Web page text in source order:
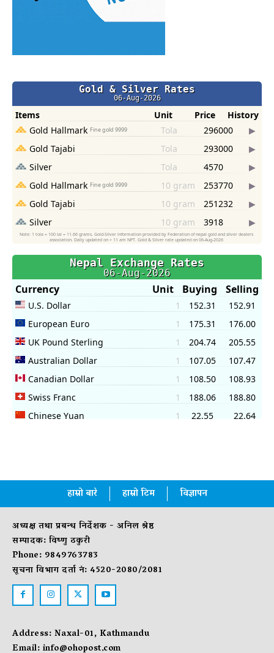
हाम्रो बारे हाम्रो टिम विज्ञापन
अध्यक्ष तथा प्रबन्ध निर्देशक - अनिल श्रेष्ठ
सम्पादक: विष्णु ठकुरी
Phone: 9849763783
सूचना विभाग दर्ता नं: 4520-2080/2081
Address: Naxal-01, Kathmandu
Email:info@ohopost.com